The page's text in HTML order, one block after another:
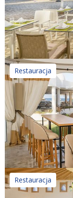
Restauracja
Restauracja